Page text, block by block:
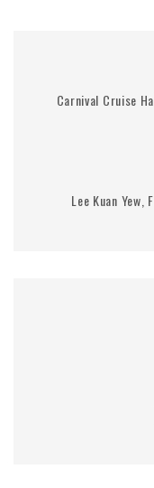
Carnival Cruise
Lee Kuan